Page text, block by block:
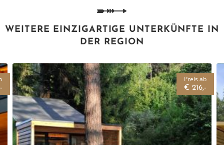
WEITERE EINZIGARTIGE UNTERKÜNFTE IN
DER REGION
Preis ab
€ 216,-